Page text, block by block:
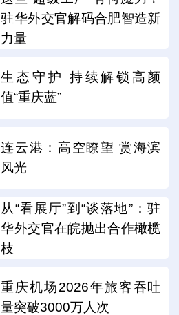
驻华外交官解码合肥智造新
力量
生态守护 持续解锁高颜
值“重庆蓝”
连云港：高空瞭望 赏海滨
风光
从“看展厅”到“谈落地”：驻
华外交官在皖抛出合作橄榄
枝
重庆机场2026年旅客吞吐
量突破3000万人次